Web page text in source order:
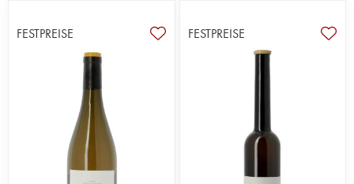
FESTPREISE FESTPREISE